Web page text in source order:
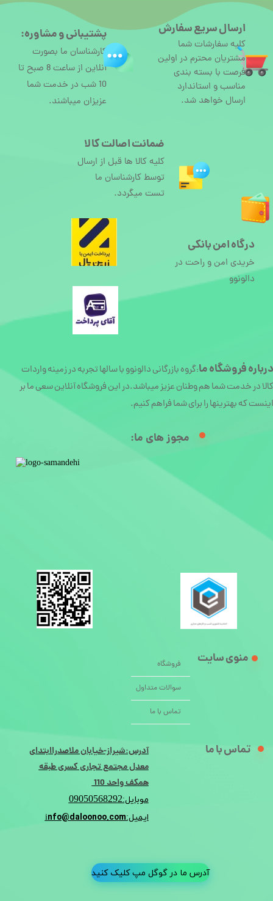
ارسال سریع سفارش
کلیه سفارشات شما
مشتریان محترم در اولین
فرصت با بسته بندی
مناسب و استاندارد
ارسال خواهد شد.
دربارهفروشگاه ما:گروه بازرگانی دالونوو با سالها تجربه در زمینه واردات
کالا در خدمت شما هم وطنان عزیز میباشد.در این فروشگاه آنلاین سعی ما بر
اینست که بهترینها را برای شما فراهم کنیم.
فروشگاه
سوالات متداول
تماس با ما
منوی سایت
تماس با ما
آدرس:شیراز-خیابان ملاصدراابتدای
معدل مجتمع تجاری کسری طبقه
همکف واحد 110
موبایل:09050568292
ایمیل:info@daloonoo.com
درگاه امن بانکی
خریدی امن و راحت در
دالونوو
پشتیبانی و مشاوره:
کارشناسان ما بصورت
آنلاین از ساعت 8 صبح تا
10 شب در خدمت شما
عزیزان میباشند.
ضمانت اصالت کالا
کلیه کالا ها قبل از ارسال
توسط کارشناسان ما
تست میگردد.
مجوز های ما:​
آدرس ما در گوگل مپ کلیک کنید